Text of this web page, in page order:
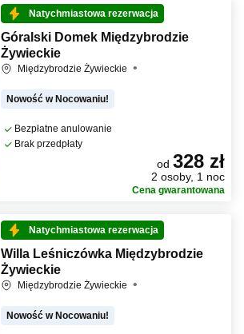
Natychmiastowa rezerwacja
Góralski Domek Międzybrodzie
Żywieckie
Międzybrodzie Żywieckie
Nowość w Nocowaniu!
Bezpłatne anulowanie
Brak przedpłaty
od 328 zł
2 osoby, 1 noc
Cena gwarantowana
Natychmiastowa rezerwacja
Willa Leśniczówka Międzybrodzie
Żywieckie
Międzybrodzie Żywieckie
Nowość w Nocowaniu!